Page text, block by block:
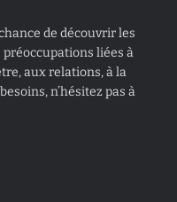
de découvrir les
liées à
aux relations, à la
n’hésitez pas à